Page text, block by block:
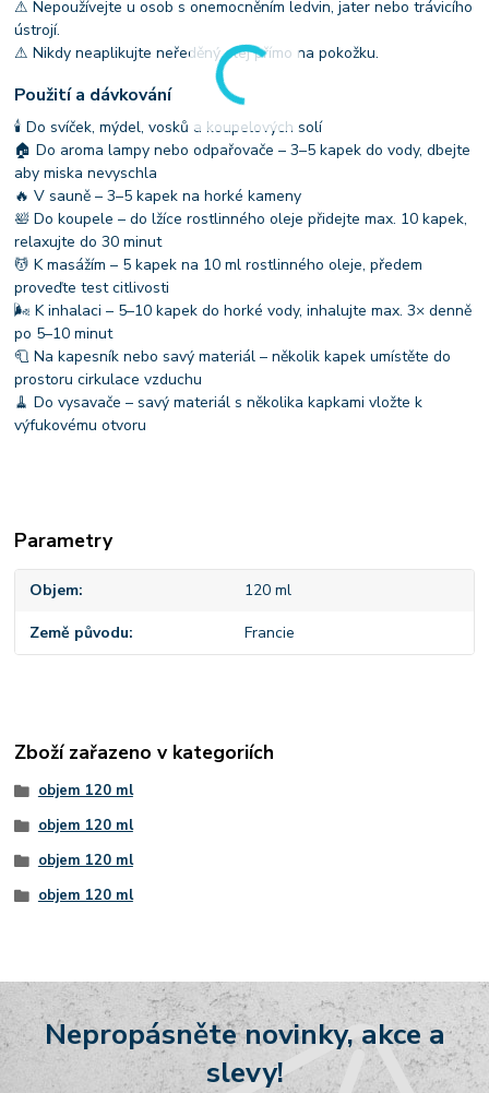
⚠ Nepoužívejte u osob s onemocněním ledvin, jater nebo trávicího
ústrojí.
⚠ Nikdy neaplikujte neředěný olej přímo na pokožku.
Použití a dávkování
🕯 Do svíček, mýdel, vosků a koupelových solí
🏠 Do aroma lampy nebo odpařovače – 3–5 kapek do vody, dbejte
aby miska nevyschla
🔥 V sauně – 3–5 kapek na horké kameny
🛀 Do koupele – do lžíce rostlinného oleje přidejte max. 10 kapek,
relaxujte do 30 minut
💆 K masážím – 5 kapek na 10 ml rostlinného oleje, předem
proveďte test citlivosti
🌬 K inhalaci – 5–10 kapek do horké vody, inhalujte max. 3× denně
po 5–10 minut
🧻 Na kapesník nebo savý materiál – několik kapek umístěte do
prostoru cirkulace vzduchu
🧹 Do vysavače – savý materiál s několika kapkami vložte k
výfukovému otvoru
Parametry
Objem 120 ml
Země původu Francie
Zboží zařazeno v kategoriích
objem 120 ml
objem 120 ml
objem 120 ml
objem 120 ml
Nepropásněte novinky, akce a
slevy!